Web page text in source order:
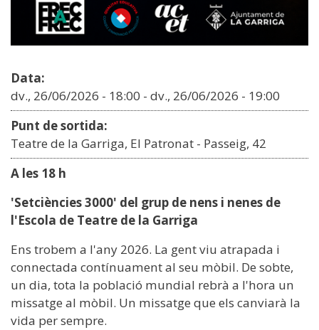
Data:
dv., 26/06/2026 - 18:00 - dv., 26/06/2026 - 19:00
Punt de sortida:
Teatre de la Garriga, El Patronat - Passeig, 42
A les 18 h
'Setciències 3000' del grup de nens i nenes de
l'Escola de Teatre de la Garriga
Ens trobem a l'any 2026. La gent viu atrapada i
connectada contínuament al seu mòbil. De sobte,
un dia, tota la població mundial rebrà a l'hora un
missatge al mòbil. Un missatge que els canviarà la
vida per sempre.